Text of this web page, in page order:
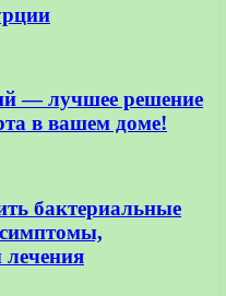
— лучшее решение
в вашем доме!
бактериальные
лечения